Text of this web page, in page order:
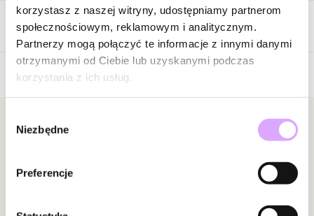
korzystasz z naszej witryny, udostępniamy partnerom
społecznościowym, reklamowym i analitycznym.
Partnerzy mogą połączyć te informacje z innymi danymi
otrzymanymi od Ciebie lub uzyskanymi podczas
korzystania z ich usług.
zgody
Niezbędne
Preferencje
Surowiec: stal szlachetna.
Kolor surowca: złoty.
Kamienie: tygrysie oko.
Wielkość kamieni: 0,20 cm ; 0,24 cm.
Wielkość zawieszki: 0,76 cm x 0,52 cm.
Zobacz inne produkty z kolekcji Twinkle
Opinie
Bądź pierwszą osobą, która podzieli się opinią o tym
Powiadomienie
Newsletter